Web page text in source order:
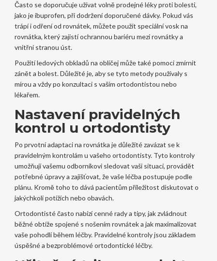
Často se doporučuje užívat volně prodejné léky proti bolesti,
jako je ibuprofen, při dodržení doporučené dávky. Pokud vás
trápí i odření od rovnátek, můžete použít speciální vosk na
rovnátka, který zajistí ochrannou bariéru mezi rovnátky a
vnitřní stranou úst.
Použití ledových obkladů na obličej může také pomoci zmírnit
zánět a bolest. Důležité je, aby se tyto metody používaly s
mírou a vždy po konzultaci s vaším ortodontistou nebo
lékařem.
Nastavení pravidelných
kontrol u ortodontisty
Po prvotní adaptaci na rovnátka je důležité zavázat se k
pravidelným kontrolám u vašeho ortodontisty. Tyto kontroly
umožňují vašemu odborníkovi sledovat vaši situaci, provádět
potřebné úpravy a zajišťovat, že vaše léčba postupuje podle
plánu. Kromě toho to dává pacientům příležitost diskutovat o
jakýchkoli potížích nebo obavách.
Ortodontisté často nabízí cenné rady a tipy, jak zvládnout
běžné obtíže spojené s nošením rovnátek a jak maximalizovat
vaše pohodlí během léčby. Pravidelné kontroly jsou základem
úspěšné a bezproblémové ortodontické léčby.